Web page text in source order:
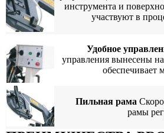
инструмента и
участвуют в
Удобное
управления вынесены
обеспечивает
Пильная рама
рамы